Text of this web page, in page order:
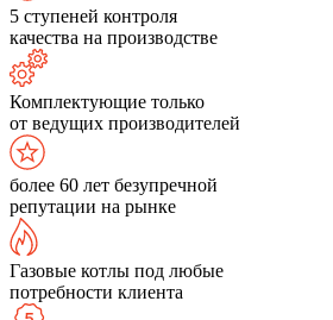
5 ступеней контроля
качества на производстве
Комплектующие только
от ведущих производителей
более 60 лет безупречной
репутации на рынке
Газовые котлы под любые
потребности клиента